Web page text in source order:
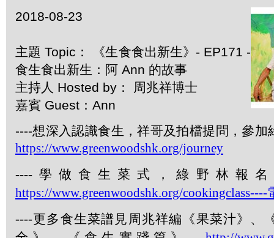
2018-08-23
主題 Topic： 《生食食出新生》- EP171 -
食生食出新生：阿 Ann 的故事
主持人 Hosted by： 周兆祥博士
嘉賓 Guest：Ann
----想深入認識食生，祥哥及拍檔提問，參加
https://www.greenwoodshk.org/journey
---- 學做食生菜式，綠野林報
https://www.greenwoodshk.org/cookingclass----
----更多食生菜譜見周兆祥編《果菜汁》、